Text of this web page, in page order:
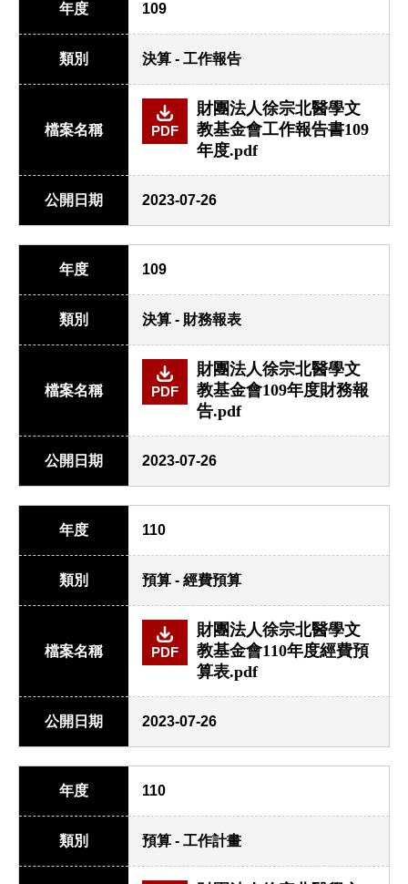
年度 109
類別 決算 - 工作報告
檔案名稱 PDF
財團法人徐宗北醫學文
教基金會工作報告書109
年度.pdf
公開日期 2023-07-26
年度 109
類別 決算 - 財務報表
檔案名稱 PDF
財團法人徐宗北醫學文
教基金會109年度財務報
告.pdf
公開日期 2023-07-26
年度 110
類別 預算 - 經費預算
檔案名稱 PDF
財團法人徐宗北醫學文
教基金會110年度經費預
算表.pdf
公開日期 2023-07-26
年度 110
類別 預算 - 工作計畫